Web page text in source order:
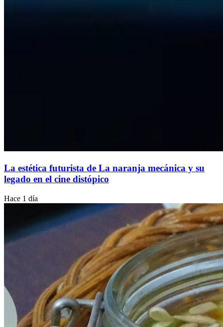
La estética futurista de La naranja mecánica y su
legado en el cine distópico
Hace 1 día